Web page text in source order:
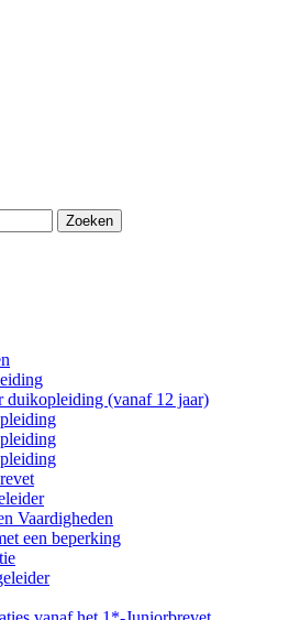
duikopleiding (vanaf 12 jaar)
Vaardigheden
een beperking